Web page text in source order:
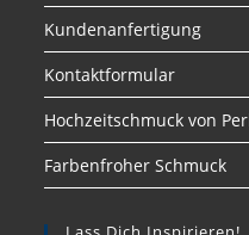
Kundenanfertigung
Kontaktformular
Hochzeitschmuck von
Farbenfroher Schmuck